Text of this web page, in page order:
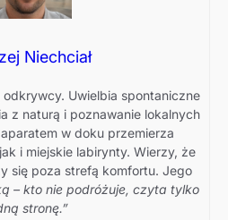
Niechciał
Uwielbia spontaniczne
z naturą i poznawanie lokalnych
w doku przemierza
i miejskie labirynty. Wierzy, że
się poza strefą komfortu. Jego
– kto nie podróżuje, czyta tylko
stronę.”